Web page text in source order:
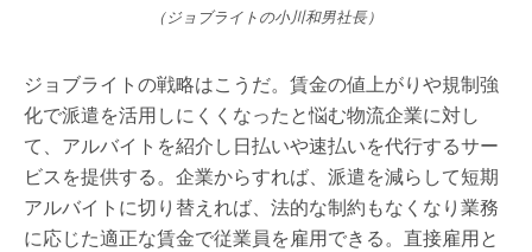
（ジョブライトの小川和男社長）
ジョブライトの戦略はこうだ。賃金の値上がりや規制強
化で派遣を活用しにくくなったと悩む物流企業に対し
て、アルバイトを紹介し日払いや速払いを代行するサー
ビスを提供する。企業からすれば、派遣を減らして短期
アルバイトに切り替えれば、法的な制約もなくなり業務
に応じた適正な賃金で従業員を雇用できる。直接雇用と